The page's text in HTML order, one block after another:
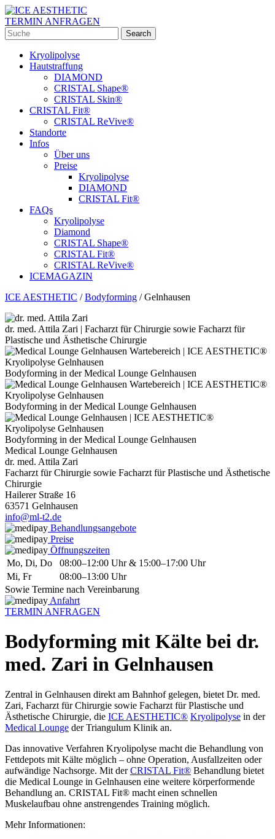
TERMIN ANFRAGEN
Kryolipolyse
Hautstraffung
DIAMOND
CRISTAL Shape®
CRISTAL Skin®
CRISTAL Fit®
CRISTAL ReVive®
Standorte
Infos
Über uns
Preise
Kryolipolyse
DIAMOND
CRISTAL Fit®
FAQs
Kryolipolyse
Diamond
CRISTAL Shape®
CRISTAL Fit®
CRISTAL ReVive®
ICEMAGAZIN
ICE AESTHETIC /Bodyforming /Gelnhausen
dr. med. Attila Zari | Facharzt für Chirurgie sowie Facharzt für
Plastische und Ästhetische Chirurgie
Kryolipolyse Gelnhausen
Bodyforming in der Medical Lounge Gelnhausen
Kryolipolyse Gelnhausen
Bodyforming in der Medical Lounge Gelnhausen
Kryolipolyse Gelnhausen
Bodyforming in der Medical Lounge Gelnhausen
Medical Lounge Gelnhausen
dr. med. Attila Zari
Facharzt für Chirurgie sowie Facharzt für Plastische und Ästhetische
Chirurgie
Hailerer Straße 16
63571 Gelnhausen
info@ml-t2.de
Behandlungsangebote
Preise
Öffnungszeiten
Mo, Di, Do
08:00–12:00 Uhr & 15:00–17:00 Uhr
Mi, Fr
08:00–13:00 Uhr
Sowie Termine nach Vereinbarung
Anfahrt
TERMIN ANFRAGEN
Bodyforming mit Kälte bei dr.
med. Zari in Gelnhausen
Zentral in Gelnhausen direkt am Bahnhof gelegen, bietet Dr. med.
Zari, Facharzt für Chirurgie sowie Facharzt für Plastische und
Ästhetische Chirurgie, die ICE AESTHETIC® Kryolipolyse in der
Medical Lounge der Triangulum Klinik an.
Das innovative Verfahren Kryolipolyse macht die Behandlung von
Fettdepots mit Kälte möglich – ohne Operation, Ausfallzeiten oder
aufwändige Nachsorge. Mit derCRISTAL Fit® Behandlung bietet
die Medical Lounge in Gelnhausen eine weitere körperformende
Behandlung an. CRISTAL Fit® macht einen schnellen
Muskelaufbau ohne anstrengendes Training möglich.
Mehr Informationen: